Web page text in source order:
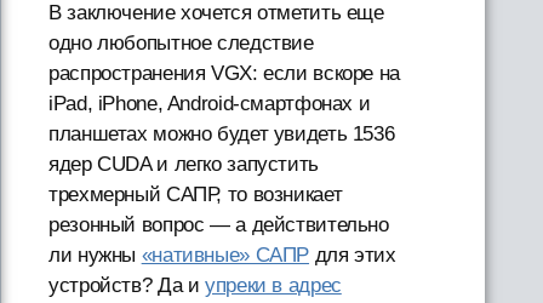
В заключение хочется отметить еще
одно любопытное следствие
распространения VGX: если вскоре на
iPad, iPhone, Android-смартфонах и
планшетах можно будет увидеть 1536
ядер CUDA и легко запустить
трехмерный САПР, то возникает
резонный вопрос — а действительно
ли нужны «нативные» САПР для этих
устройств? Да иупреки в адрес